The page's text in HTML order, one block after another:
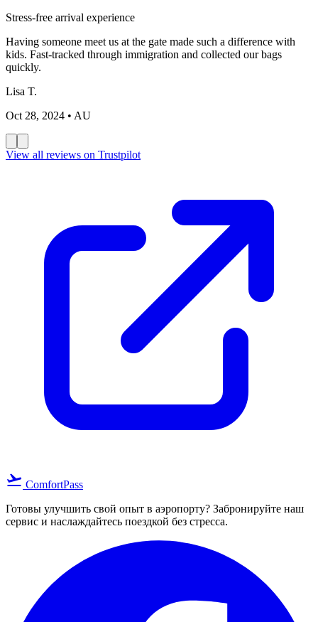
Stress-free arrival experience
Having someone meet us at the gate made such a difference with
kids. Fast-tracked through immigration and collected our bags
quickly.
Lisa T.
Oct 28, 2024 • AU
View all reviews on Trustpilot
flight_takeoff ComfortPass
Готовы улучшить свой опыт в аэропорту? Забронируйте наш
сервис и наслаждайтесь поездкой без стресса.